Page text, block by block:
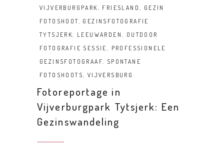
VIJVERBURGPARK, FRIESLAND, GEZIN
FOTOSHOOT, GEZINSFOTOGRAFIE
TYTSJERK, LEEUWARDEN, OUTDOOR
FOTOGRAFIE SESSIE , PROFESSIONELE
GEZINSFOTOGRAAF, SPONTANE
FOTOSHOOTS, VIJVERSBURG
Fotoreportage in
Vijverburgpark Tytsjerk: Een
Gezinswandeling